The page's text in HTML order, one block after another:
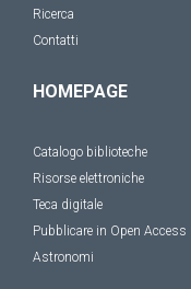
Ricerca
Contatti
HOMEPAGE
Catalogo biblioteche
Risorse elettroniche
Teca digitale
Pubblicare in Open Access
Astronomi